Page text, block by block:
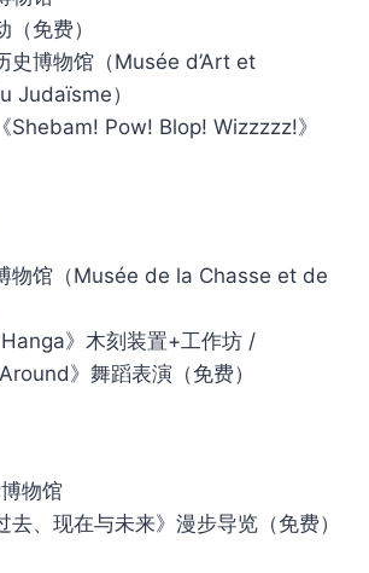
免费）
史博物馆（Musée d’Art et
Judaïsme）
Shebam! Pow! Blop! Wizzzzz!》
物馆（Musée de la Chasse et de
Hanga》木刻装置+工作坊 /
》舞蹈表演（免费）
物馆
去、现在与未来》漫步导览（免费）